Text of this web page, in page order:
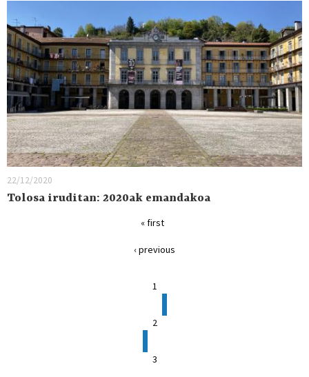
22/12/2020
Tolosa iruditan: 2020ak emandakoa
« first
‹ previous
1
2
3